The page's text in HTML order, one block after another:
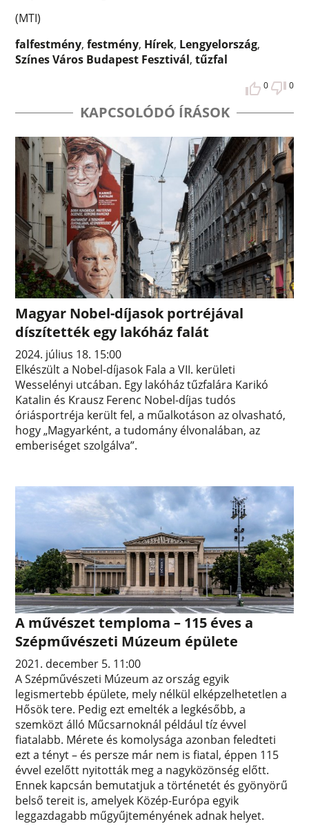
(MTI)
falfestmény,festmény, Hírek, Lengyelország,
Színes Város Budapest Fesztivál,tűzfal
0 0
KAPCSOLÓDÓ ÍRÁSOK
Magyar Nobel-díjasok portréjával
díszítették egy lakóház falát
2024. július 18. 15:00
Elkészült a Nobel-díjasok Fala a VII. kerületi
Wesselényi utcában. Egy lakóház tűzfalára Karikó
Katalin és Krausz Ferenc Nobel-díjas tudós
óriásportréja került fel, a műalkotáson az olvasható,
hogy „Magyarként, a tudomány élvonalában, az
emberiséget szolgálva”.
A művészet temploma – 115 éves a
Szépművészeti Múzeum épülete
2021. december 5. 11:00
A Szépművészeti Múzeum az ország egyik
legismertebb épülete, mely nélkül elképzelhetetlen a
Hősök tere. Pedig ezt emelték a legkésőbb, a
szemközt álló Műcsarnoknál például tíz évvel
fiatalabb. Mérete és komolysága azonban feledteti
ezt a tényt – és persze már nem is fiatal, éppen 115
évvel ezelőtt nyitották meg a nagyközönség előtt.
Ennek kapcsán bemutatjuk a történetét és gyönyörű
belső tereit is, amelyek Közép-Európa egyik
leggazdagabb műgyűjteményének adnak helyet.